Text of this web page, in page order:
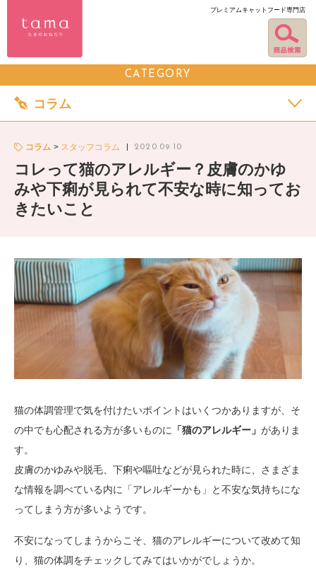
プレミアムキャットフード専門店
CATEGORY
コラム
コラム スタッフコラム 2020.09.10
コレって猫のアレルギー？皮膚のかゆ
みや下痢が見られて不安な時に知ってお
きたいこと
猫の体調管理で気を付けたいポイントはいくつかありますが、そ
の中でも心配される方が多いものに
「猫のアレルギー」 がありま
す。
皮膚のかゆみや脱毛、下痢や嘔吐などが見られた時に、さまざま
な情報を調べている内に「アレルギーかも」と不安な気持ちにな
ってしまう方が多いようです。
不安になってしまうからこそ、猫のアレルギーについて改めて知
り、猫の体調をチェックしてみてはいかがでしょうか。